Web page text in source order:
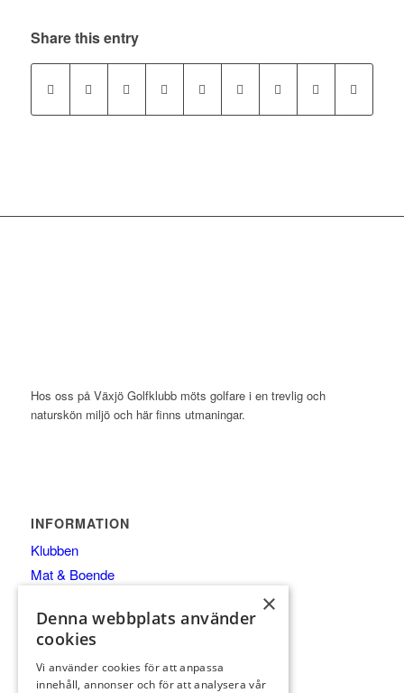
Share this entry
Hos oss på Växjö Golfklubb möts golfare i en trevlig och
naturskön miljö och här finns utmaningar.
INFORMATION
Klubben
Mat & Boende
Träning
Golfkurser 2026
Gäst
×
Denna webbplats använder
cookies
Vi använder cookies för att anpassa
innehåll, annonser och för att analysera vår